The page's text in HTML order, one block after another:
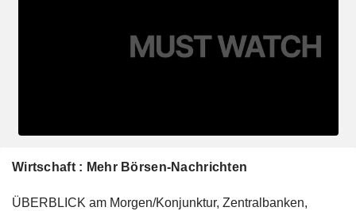
Wirtschaft : Mehr Börsen-Nachrichten
ÜBERBLICK am Morgen/Konjunktur, Zentralbanken,